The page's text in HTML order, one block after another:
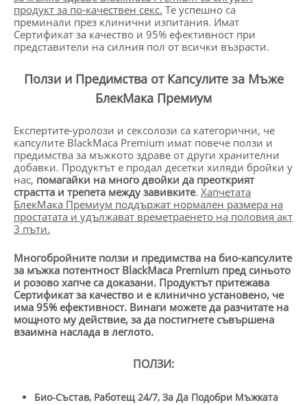
продукт за по-качествен секс. Те успешно са
преминали през клинични изпитания. Имат
Сертификат за качество и 95% ефективност при
представители на силния пол от всички възрасти.
Ползи и Предимства от Капсулите за Мъже
БлекМака Премиум
Експертите-уролози и сексолози са категорични, че
капсулите BlackMaca Premium имат повече ползи и
предимства за мъжкото здраве от други хранителни
добавки. Продуктът е продал десетки хиляди бройки у
нас, помагайки на много двойки да преоткрият
страстта и трепета между завивките. Хапчетата
БлекМака Премиум поддържат нормален размера на
простатата и удължават времетраенето на половия акт
3 пъти.
Многобройните ползи и предимства на био-капсулите
за мъжка потентност BlackMaca Premium пред синьото
и розово хапче са доказани. Продуктът притежава
Сертификат за качество и е клинично установено, че
има 95% ефективност. Винаги можете да разчитате на
мощното му действие, за да постигнете съвършена
взаимна наслада в леглото.
ПОЛЗИ:
Био-Състав, Работещ 24/7, За Да Подобри Мъжката